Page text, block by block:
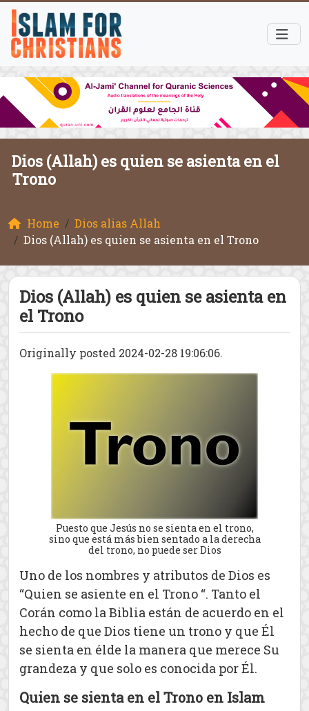
Dios (Allah) es quien se asienta en el
Trono
Home
Dios alias Allah
Dios (Allah) es quien se asienta en el Trono
Dios (Allah) es quien se asienta en
el Trono
Originally posted 2024-02-28 19:06:06.
Puesto que Jesús no se sienta en el trono,
sino que está más bien sentado a la derecha
del trono, no puede ser Dios
Uno de los nombres y atributos de Dios es
“Quien se asiente en el Trono “. Tanto el
Corán como la Biblia están de acuerdo en el
hecho de que Dios tiene un trono y que Él
se sienta en élde la manera que merece Su
grandeza y que solo es conocida por Él.
Quien se sienta en el Trono en Islam